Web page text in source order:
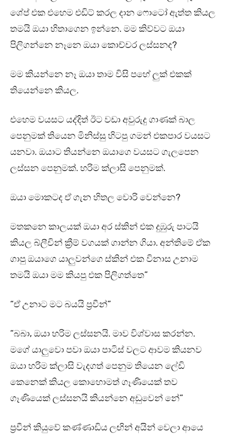
ශේප් එක එහෙම එඩිට් කරල දාන ෆොටෝ ඇත්ත කියල
තමයි ඔයා හිතාගෙන ඉන්නෙ. මම කිව්වට ඔයා
පිලිගන්නෙ නෑනෙ ඔයා කොච්චර ලස්සනද?
මම කියන්නෙ නෑ ඔයා තාම විසි පහේ ලුක් එකක්
තියෙන්නෙ කියල.
එහෙම වයසට යද්දිත් ඊට වඩා අවුරුදු ගාණක් බාල
පෙනුමක් තියෙන මිනිස්සු හිටපු ගමන් එකපාර වයසට
යනවා. ඔයාට තියන්නෙ ඔයාගෙ වයසට ගැලපෙන
ලස්සන පෙනුමක්. හරිම ක්ලාසි පෙනුමක්.
ඔයා මොකටද ඒ ගැන හිතල වොරි වෙන්නෙ?
මතකනෙ කාලයක් ඔයා අර ස්කින් එක දුඹුරු පාටයි
කියල බ්ලීචින් ක්‍රීම් වගයක් ගාන්න ගියා. අන්තිමේ ඒක
ගාපු ඔයාගෙ යාලුවන්ගෙ ස්කින් එක විනාස උනාම
තමයි ඔයා මම කියපු එක පිලිගත්තෙ”
“ඒ උනාට මට බයයි ප්‍රවීන්”
“බබා, ඔයා හරිම ලස්සනයි. මාව විශ්වාස කරන්න.
මගේ යාලුවො පවා ඔයා පාටිස් වලට ආවම කියනව
ඔයා හරිම ක්ලාසි වැදගත් පෙනුම තියෙන ලේඩි
කෙනෙක් කියල කොහොමත් ගෑණියෙක් තව
ගෑණියෙක් ලස්සනයි කියන්නෙ අඩුවෙන් නේ”
ප්‍රවීන් කියුවේ කණ්ණාඩිය ලඟින් අයින් වෙලා ආයෙ